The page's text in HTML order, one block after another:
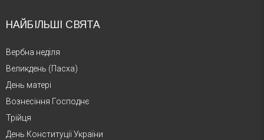
НАЙБІЛЬШІ СВЯТА
Вербна неділя
Великдень (Пасха)
День матері
Вознесіння Господнє
Трійця
День Конституції України